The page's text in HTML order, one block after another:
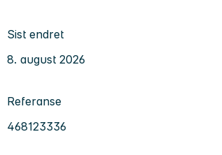
Sist endret
8. august 2026
Referanse
468123336